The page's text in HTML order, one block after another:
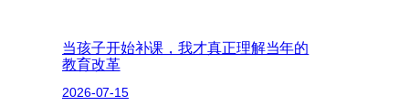
当孩子开始补课，我才真正理解当年的
教育改革
2026-07-15